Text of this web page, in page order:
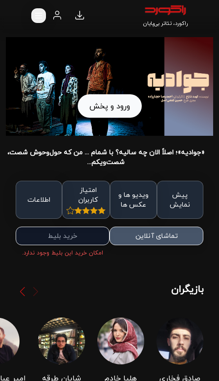
راکورد، تئاتر بی‌پایان
ورود و پخش
«جوادیه»؛ اصلاً الان چه سالیه؟ با شمام ... من که حول‌وحوش شصت،
شصت‌ویکم...
پیش
نمایش
ویدیو ها و
عکس ها
امتیاز
کاربران
اطلاعات
تماشای آنلاین خرید بلیط
امکان خرید این بلیط وجود ندارد.
بازیگران
صادق فخاری هلیا خادم شایان طرقه امیر